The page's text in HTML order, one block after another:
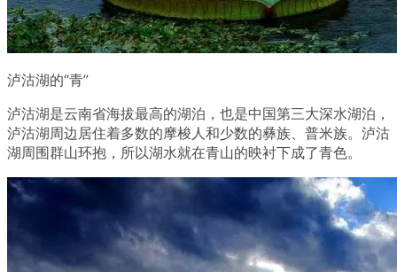
泸沽湖的“青”
泸沽湖是云南省海拔最高的湖泊，也是中国第三大深水湖泊，
泸沽湖周边居住着多数的摩梭人和少数的彝族、普米族。泸沽
湖周围群山环抱，所以湖水就在青山的映衬下成了青色。